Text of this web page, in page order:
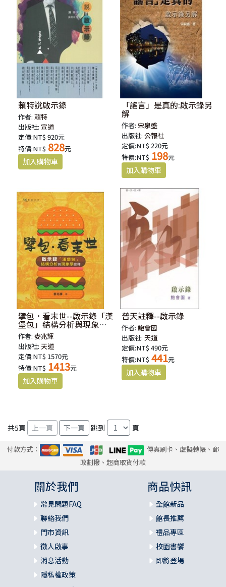
賴特說啟示錄
作者:賴特
出版社: 宣道
定價:NT$ 920元
特價:NT$ 828元
「謠言」是真的:啟示錄另
解
作者:宋泉盛
出版社:公報社
定價:NT$ 220元
特價:NT$ 198元
擘包．看末世--啟示錄「漢
堡包」結構分析與現象學
詮釋
作者:麥兆輝
出版社:天道
定價:NT$ 1570元
特價:NT$ 1413元
普天註釋--啟示錄
作者:鮑會園
出版社:天道
定價:NT$ 490元
特價:NT$ 441元
共5頁 跳到 頁
付款方式：
傳真刷卡、虛擬轉帳、郵
政劃撥、超商取貨付款
關於我們
常見問題FAQ
聯絡我們
門市資訊
徵人啟事
消息活動
隱私權政策
商品快訊
全館新品
館長推薦
禮品專區
校園書饗
即將登場